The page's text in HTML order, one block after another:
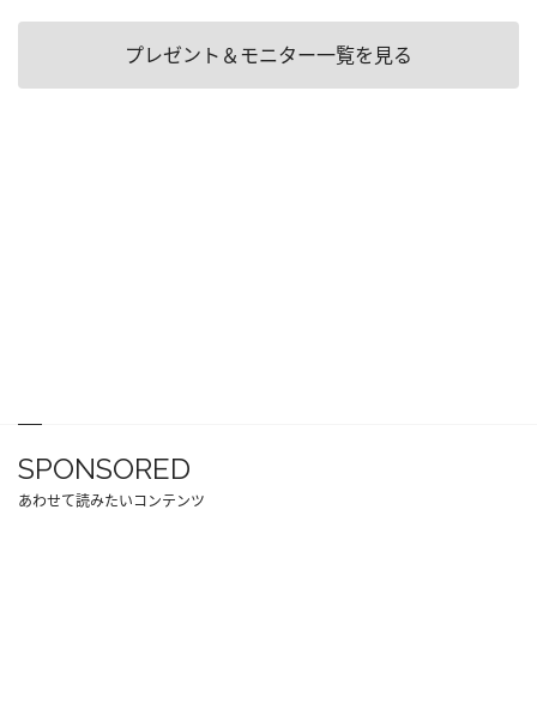
プレゼント＆モニター一覧を見る
SPONSORED
あわせて読みたいコンテンツ